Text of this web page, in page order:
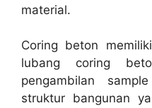
material.
Coring beton
lubang coring
pengambilan
struktur bangunan